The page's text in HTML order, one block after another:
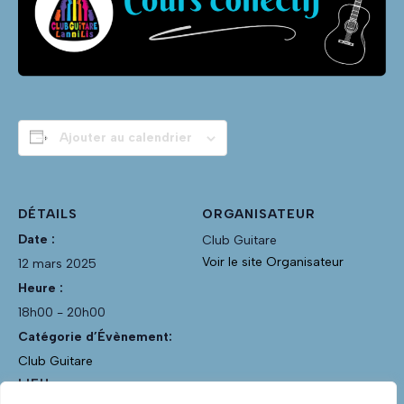
Ajouter au calendrier
DÉTAILS
Date :
12 mars 2025
Heure :
18h00 - 20h00
Catégorie d’Évènement:
Club Guitare
LIEU
ORGANISATEUR
Club Guitare
Voir le site Organisateur